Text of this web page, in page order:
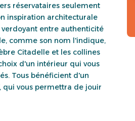
réservataires seulement
inspiration architecturale
verdoyant entre authenticité
comme son nom l'indique,
Citadelle et les collines
d'un intérieur qui vous
Tous bénéficient d'un
qui vous permettra de jouir